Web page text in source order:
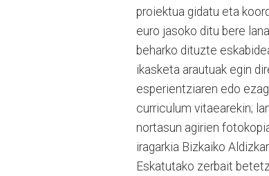
proiektua gidatu eta
euro jasoko ditu bere
beharko dituzte
ikasketa arautuak egin
esperientziaren edo
curriculum vitaearekin;
nortasun agirien
iragarkia Bizkaiko
Eskatutako zerbait